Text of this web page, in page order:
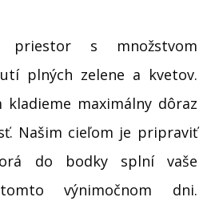
s množstvom
plných zelene a kvetov.
maximálny dôraz
Našim cieľom je pripraviť
do bodky splní vaše
výnimočnom dni.